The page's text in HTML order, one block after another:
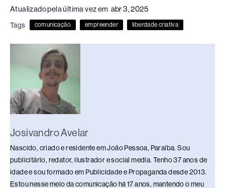
e
b
o
o
a
d
s
e
dI
n
sk
y
s
A
p
y
Li
n
e
Atualizado pela última vez em abr 3, 2025
Tags comunicação empreender liberdade criativa
Josivandro Avelar
Nascido, criado e residente em João Pessoa, Paraíba. Sou
publicitário, redator, ilustrador e social media. Tenho 37 anos de
idade e sou formado em Publicidade e Propaganda desde 2013.
Estou nesse meio da comunicação há 17 anos, mantendo o meu